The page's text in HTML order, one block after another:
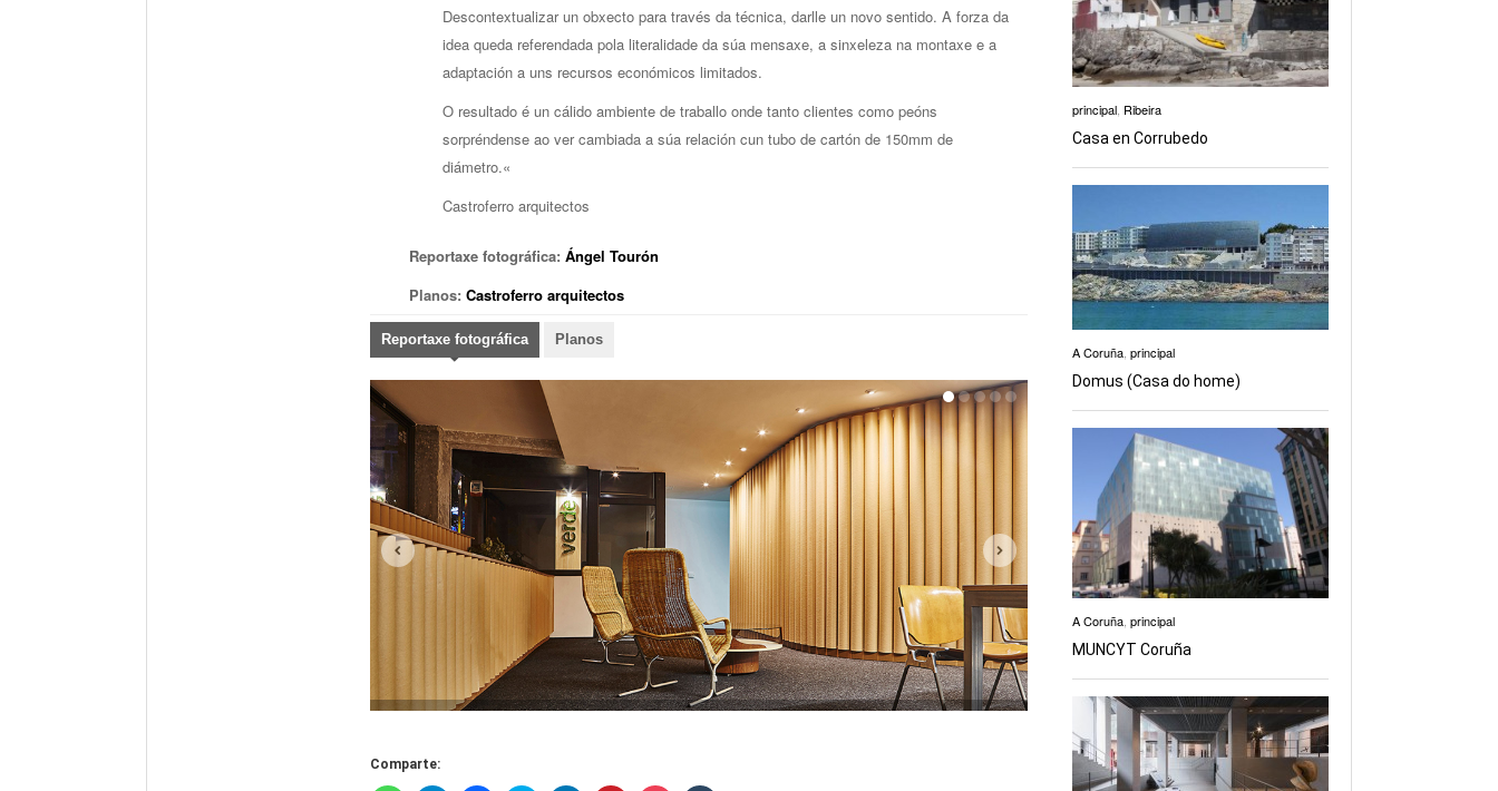
Descontextualizar un obxecto para través da técnica, darlle un novo sentido. A forza da
idea queda referendada pola literalidade da súa mensaxe, a sinxeleza na montaxe e a
adaptación a uns recursos económicos limitados.
O resultado é un cálido ambiente de traballo onde tanto clientes como peóns
sorpréndense ao ver cambiada a súa relación cun tubo de cartón de 150mm de
diámetro.«
Castroferro arquitectos
Reportaxe fotográfica: Ángel Tourón
Planos: Castroferro arquitectos
Reportaxe fotográfica Planos
Comparte:
principal, Ribeira
Casa en Corrubedo
A Coruña, principal
Domus (Casa do home)
A Coruña principal
MUNCYT Coruña